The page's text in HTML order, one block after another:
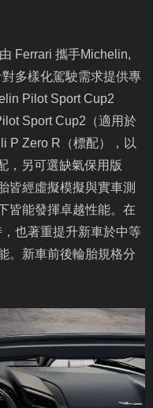
Ferrari 攜手Michelin,
多樣化駕駛需求提供專
Pilot Sport Cup2
Sport Cup2 （適用於
P Zero R （標配），以
，另可選缺氣保用版
皆經虛擬模擬與實車測
皆能發揮卓越性能。在
也著重提升新車於中等
。新車前後輪胎規格分